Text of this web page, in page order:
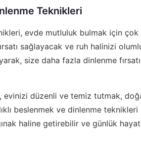
Teknikleri
evde mutluluk bulmak için
sağlayacak ve ruh halinizi
size daha fazla dinlenme
düzenli ve temiz tutmak, doğal
beslenmek ve dinlenme
haline getirebilir ve günlük